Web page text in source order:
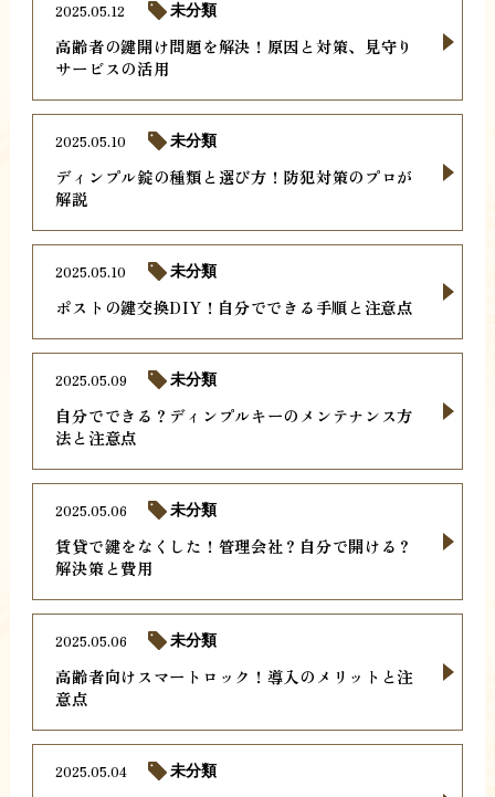
高齢者の鍵開け問題を解決！原因と対策、見守り
サービスの活用
2025.05.12 未分類
ディンプル錠の種類と選び方！防犯対策のプロが
解説
2025.05.10 未分類
ポストの鍵交換DIY！自分でできる手順と注意点
2025.05.10 未分類
自分でできる？ディンプルキーのメンテナンス方
法と注意点
2025.05.09 未分類
賃貸で鍵をなくした！管理会社？自分で開ける？
解決策と費用
2025.05.06 未分類
高齢者向けスマートロック！導入のメリットと注
意点
2025.05.06 未分類
2025.05.04 未分類